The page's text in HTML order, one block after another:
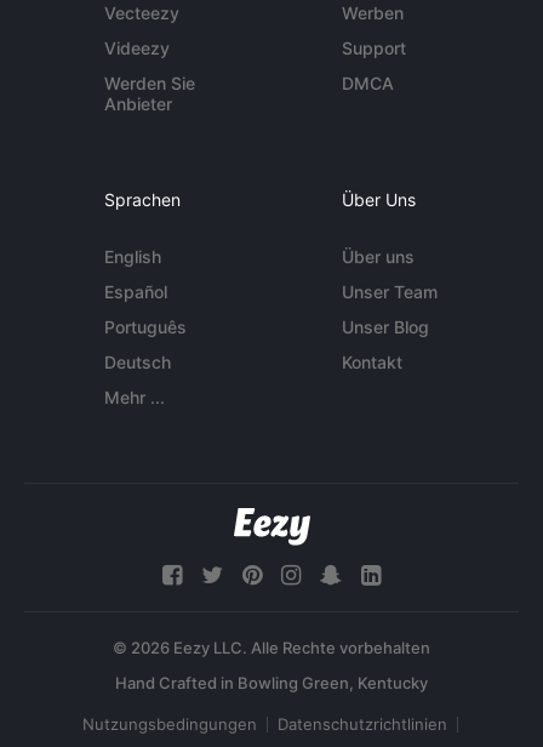
Vecteezy
Videezy
Werden Sie
Anbieter
Werben
Support
DMCA
Sprachen
English
Español
Português
Deutsch
Mehr ...
Über Uns
Über uns
Unser Team
Unser Blog
Kontakt
© 2026 Eezy LLC. Alle Rechte vorbehalten
Nutzungsbedingungen Datenschutzrichtlinien